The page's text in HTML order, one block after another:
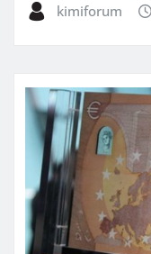
kimiforum